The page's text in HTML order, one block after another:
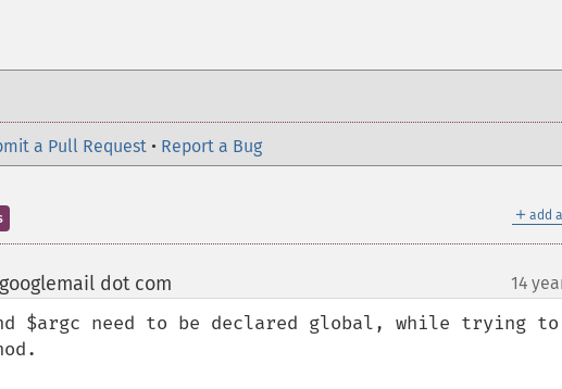
a Pull Request • Report a Bug
＋ add
dot com 14
$argc need to be declared global, while trying to